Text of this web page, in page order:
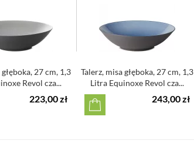
27 cm, 1,3
Revol cza...
223,00 zł
Talerz, misa głęboka, 27 cm, 1,3
Litra Equinoxe Revol cza...
243,00 zł